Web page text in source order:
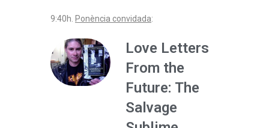
9:40h. Ponència convidada:
Love Letters
From the
Future: The
Salvage